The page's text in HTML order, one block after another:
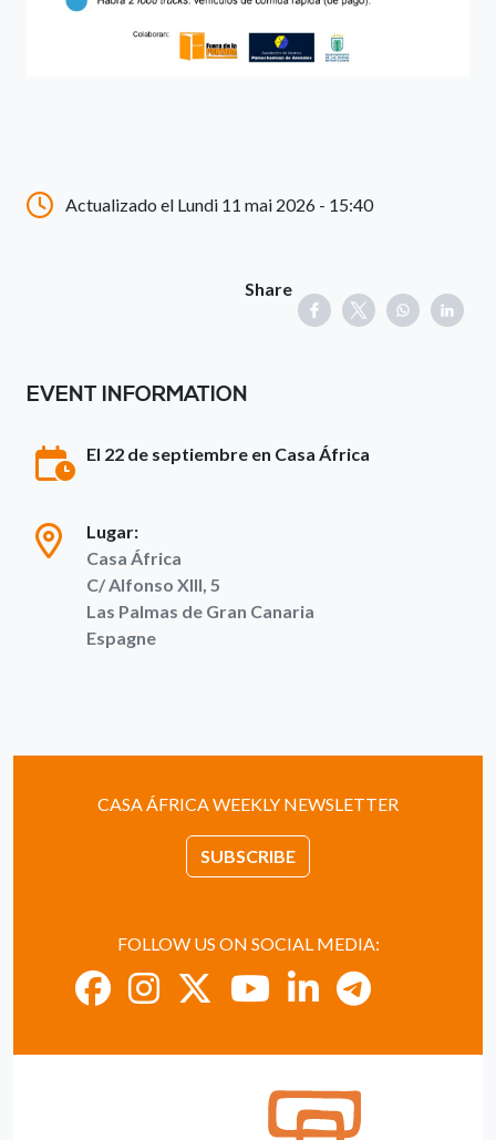
Actualizado el Lundi 11 mai 2026 - 15:40
Share
EVENT INFORMATION
El 22 de septiembre en Casa África
Lugar:
Casa África
C/ Alfonso XIII, 5
Las Palmas de Gran Canaria
Espagne
CASA ÁFRICA WEEKLY NEWSLETTER
SUBSCRIBE
FOLLOW US ON SOCIAL MEDIA: